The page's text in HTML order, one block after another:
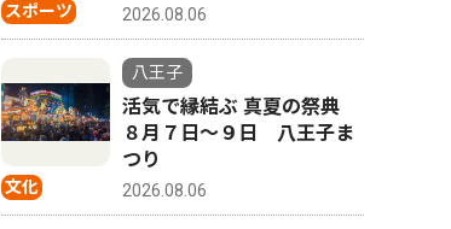
スポーツ 2026.08.06
文化
八王子
活気で縁結ぶ 真夏の祭典
８月７日〜９日 八王子ま
つり
2026.08.06